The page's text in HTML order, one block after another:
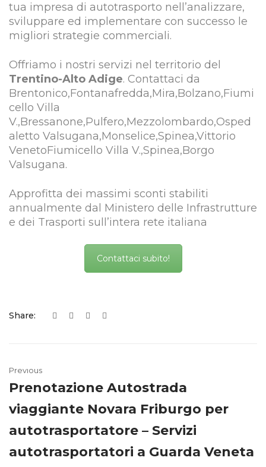
tua impresa di autotrasporto nell’analizzare,
sviluppare ed implementare con successo le
migliori strategie commerciali.
Offriamo i nostri servizi nel territorio del
Trentino-Alto Adige. Contattaci da
Brentonico,Fontanafredda,Mira,Bolzano,Fiumi
cello Villa
V.,Bressanone,Pulfero,Mezzolombardo,Osped
aletto Valsugana,Monselice,Spinea,Vittorio
VenetoFiumicello Villa V.,Spinea,Borgo
Valsugana.
Approfitta dei massimi sconti stabiliti
annualmente dal Ministero delle Infrastrutture
e dei Trasporti sull’intera rete italiana
Contattaci subito!
Share:
Previous
Prenotazione Autostrada
viaggiante Novara Friburgo per
autotrasportatore – Servizi
autotrasportatori a Guarda Veneta